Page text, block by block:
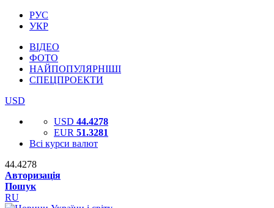
РУС
УКР
ВІДЕО
ФОТО
НАЙПОПУЛЯРНІШІ
СПЕЦПРОЕКТИ
USD
USD 44.4278
EUR 51.3281
Всі курси валют
44.4278
Авторизація
Пошук
RU